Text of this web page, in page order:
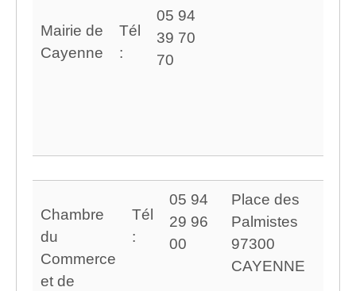
Mairie de
Cayenne
Tél
:
05 94
39 70
70
Chambre
du
Commerce
et de
Tél
:
05 94
29 96
00
Place des
Palmistes
97300
CAYENNE